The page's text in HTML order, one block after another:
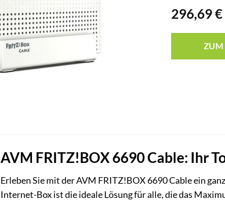
296,69€
ZUM
AVM FRITZ!BOX 6690 Cable: Ihr
Erleben Sie mit der AVM FRITZ!BOX 6690 Cable ein
Internet-Box ist die ideale Lösung für alle, die das